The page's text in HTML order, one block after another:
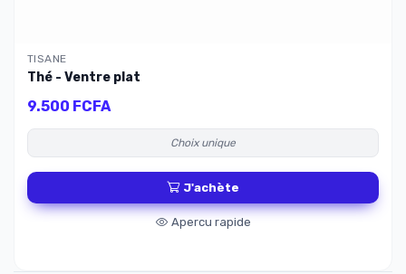
TISANE
Thé - Ventre plat
9.500 FCFA
Choix unique
J'achète
Apercu rapide